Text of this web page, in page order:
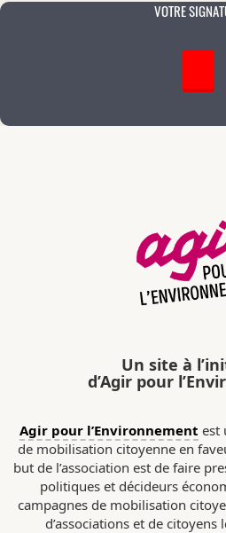
VOTRE
Un site à
d’Agir pour
Agir pour l’Environnement est
de mobilisation citoyenne en
but de l’association est de faire
politiques et décideurs
campagnes de mobilisation
d’associations et de